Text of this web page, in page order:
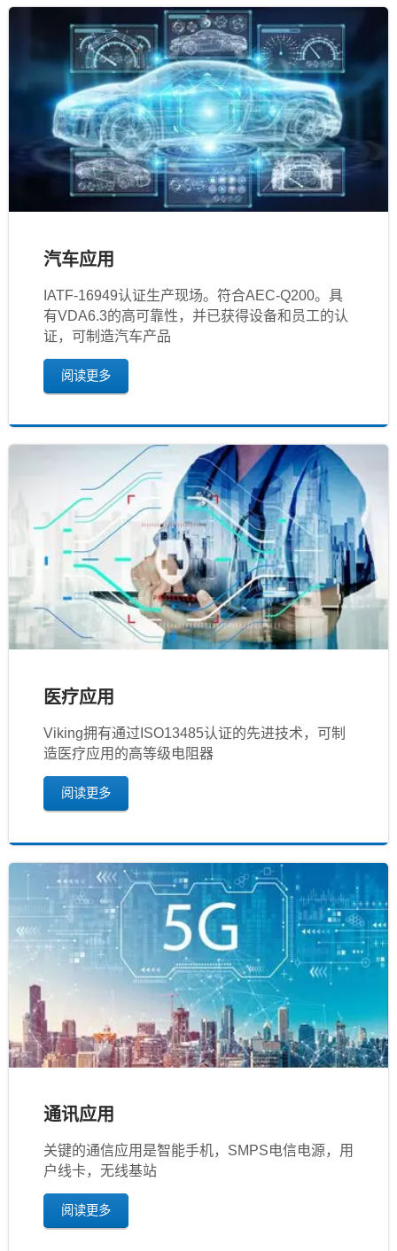
汽车应用
IATF‐16949认证生产现场。符合AEC-Q200。具
有VDA6.3的高可靠性，并已获得设备和员工的认
证，可制造汽车产品
阅读更多
医疗应用
Viking拥有通过ISO13485认证的先进技术，可制
造医疗应用的高等级电阻器
阅读更多
通讯应用
关键的通信应用是智能手机，SMPS电信电源，用
户线卡，无线基站
阅读更多